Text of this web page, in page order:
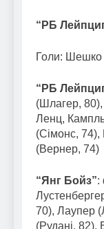
“РБ
Голи: Шешко
“РБ
(Шлагер,
Ленц,
(Сімонс,
(Вернер, 74)
“Янг Бойз”:
70), Лаупер
(Рудані,